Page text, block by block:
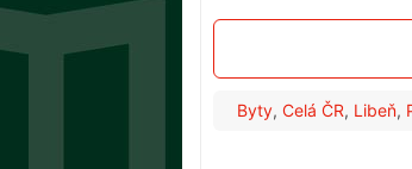
Byty, Celá ČR, Libeň,